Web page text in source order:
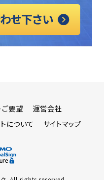
ご要望
運営会社
について サイトマップ